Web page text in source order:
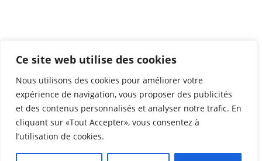
Ce site web utilise des cookies
Nous utilisons des cookies pour améliorer votre
expérience de navigation, vous proposer des publicités
et des contenus personnalisés et analyser notre trafic. En
cliquant sur «Tout Accepter», vous consentez à
l’utilisation de cookies.
Mentions légales
Partenaires